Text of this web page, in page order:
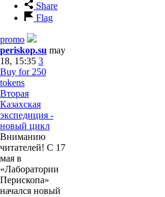
Share
Flag
promo
periskop.su may
18, 15:35 3
Buy for 250
tokens
Вторая
Казахская
экспедиция -
новый цикл
Вниманию
читателей! С 17
мая в
«Лаборатории
Перископа»
начался новый